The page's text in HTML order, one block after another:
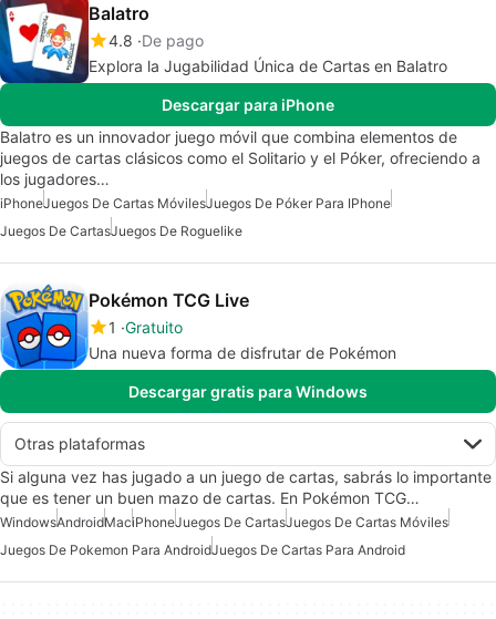
Balatro
4.8 De pago
Explora la Jugabilidad Única de Cartas en Balatro
Descargar para iPhone
Balatro es un innovador juego móvil que combina elementos de
juegos de cartas clásicos como el Solitario y el Póker, ofreciendo a
los jugadores…
iPhoneJuegos De Cartas MóvilesJuegos De Póker Para IPhone
Juegos De CartasJuegos De Roguelike
Pokémon TCG Live
1 Gratuito
Una nueva forma de disfrutar de Pokémon
Descargar gratis para Windows
Otras plataformas
Si alguna vez has jugado a un juego de cartas, sabrás lo importante
que es tener un buen mazo de cartas. En Pokémon TCG…
WindowsAndroidMaciPhoneJuegos De CartasJuegos De Cartas Móviles
Juegos De Pokemon Para AndroidJuegos De Cartas Para Android